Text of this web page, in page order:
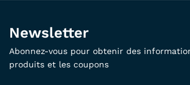
Newsletter
Abonnez-vous pour obtenir des
produits et les coupons